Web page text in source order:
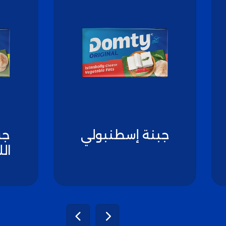
جبنة إسطنبولي